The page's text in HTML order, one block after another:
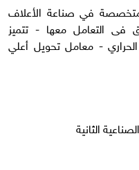
متخصصة في صناعة الأعلاف
فى التعامل معها - تتميز
الحراري - معامل تحويل أعلي
الثانية